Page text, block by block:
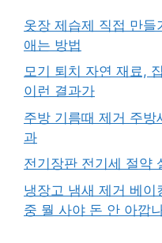
옷장 제습제 직접 만
애는 방법
모기 퇴치 자연 재료,
이런 결과가
주방 기름때 제거 주
과
전기장판 전기세 절약
냉장고 냄새 제거 베
중 뭘 사야 돈 안 아깝